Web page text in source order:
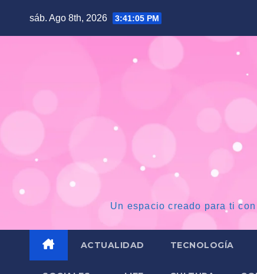
sáb. Ago 8th, 2026 3:41:06 PM
Un espacio creado para ti
ACTUALIDAD TECNOLOGÍA